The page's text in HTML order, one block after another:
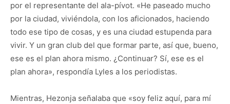
por el representante del ala-pívot. «He paseado mucho
por la ciudad, viviéndola, con los aficionados, haciendo
todo ese tipo de cosas, y es una ciudad estupenda para
vivir. Y un gran club del que formar parte, así que, bueno,
ese es el plan ahora mismo. ¿Continuar? Sí, ese es el
plan ahora», respondía Lyles a los periodistas.
Mientras, Hezonja señalaba que «soy feliz aquí, para mí